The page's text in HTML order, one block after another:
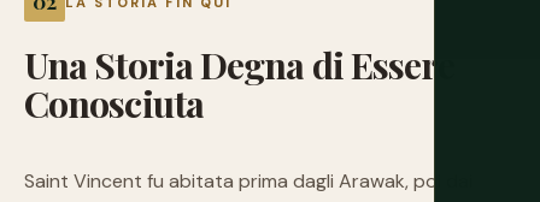
UnaStoriaDegnadiEssere
Conosciuta
Saint Vincent fu abitata prima dagli Arawak, poi dai